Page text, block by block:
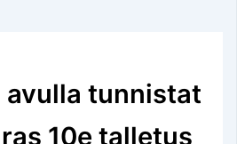
avulla tunnistat
10e talletus